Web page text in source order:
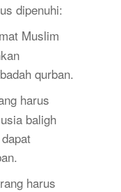
dipenuhi:
Muslim
qurban.
harus
baligh
harus